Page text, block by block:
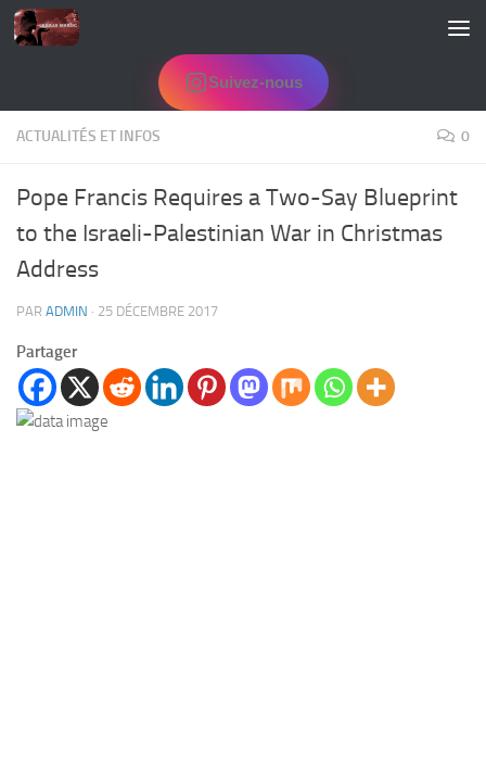
Skip to content
Suivez-nous
ACTUALITÉS ET INFOS 0
Pope Francis Requires a Two-Say Blueprint
to the Israeli-Palestinian War in Christmas
Address
PAR ADMIN · 25 DÉCEMBRE 2017
Partager